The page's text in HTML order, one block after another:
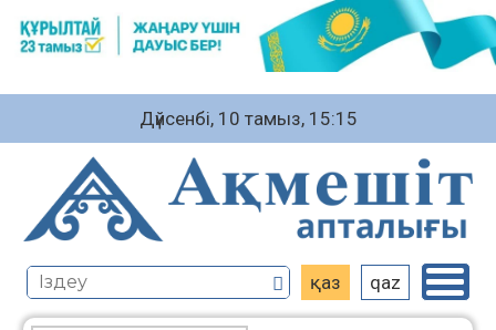
Дүйсенбі, 10 тамыз, 15:15
қаз qaz